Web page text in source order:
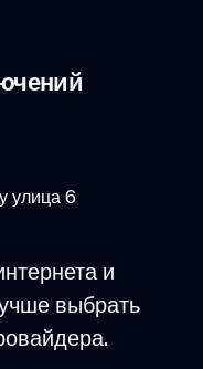
улица 6
и
выбрать